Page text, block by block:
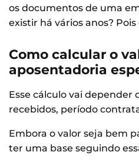
os documentos de uma
existir há vários anos? Pois
Como calcular o
aposentadoria
Esse cálculo vai depender
recebidos, período
Embora o valor seja bem
ter uma base seguindo